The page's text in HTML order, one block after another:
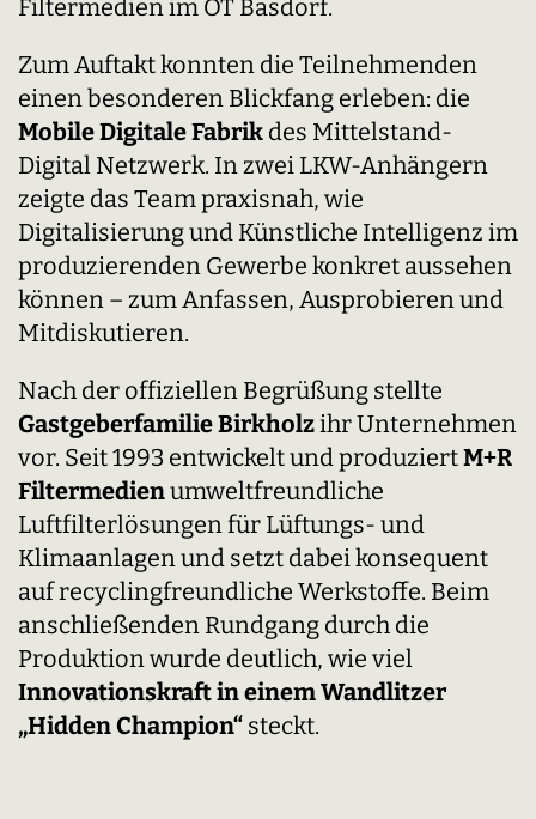
Filtermedienim OT Basdorf.
Zum Auftakt konnten die Teilnehmenden
einen besonderen Blickfang erleben: die
Mobile Digitale Fabrik des Mittelstand-
Digital Netzwerk. In zwei LKW-Anhängern
zeigte das Team praxisnah, wie
Digitalisierung und Künstliche Intelligenz im
produzierenden Gewerbe konkret aussehen
können – zum Anfassen, Ausprobieren und
Mitdiskutieren.
Nach der offiziellen Begrüßung stellte
Gastgeberfamilie Birkholzihr Unternehmen
vor. Seit 1993 entwickelt und produziertM+R
Filtermedienumweltfreundliche
Luftfilterlösungen für Lüftungs- und
Klimaanlagen und setzt dabei konsequent
auf recyclingfreundliche Werkstoffe. Beim
anschließenden Rundgang durch die
Produktion wurde deutlich, wie viel
Innovationskraft in einem Wandlitzer
„Hidden Champion“ steckt.